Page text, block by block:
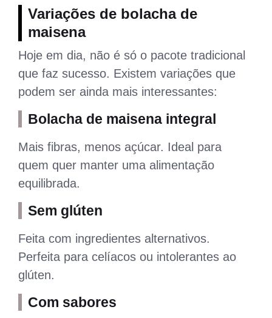
Variações de bolacha de
maisena
Hoje em dia, não é só o pacote tradicional
que faz sucesso. Existem variações que
podem ser ainda mais interessantes:
Bolacha de maisena integral
Mais fibras, menos açúcar. Ideal para
quem quer manter uma alimentação
equilibrada.
Sem glúten
Feita com ingredientes alternativos.
Perfeita para celíacos ou intolerantes ao
glúten.
Com sabores